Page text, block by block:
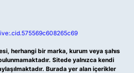
herhangi bir marka, kurum veya şahıs
Sitede yalnızca kendi
Burada yer alan içerikler